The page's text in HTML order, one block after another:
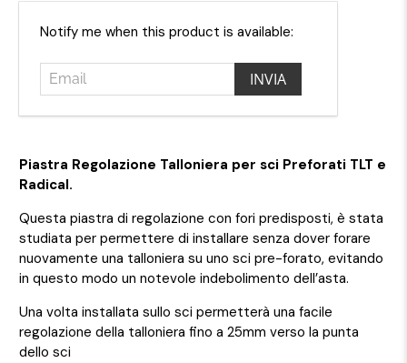
Email
Notify me when this product is available:
Piastra Regolazione Talloniera per sci Preforati TLT e
Radical.
Questa piastra di regolazione con fori predisposti, è stata
studiata per permettere di installare senza dover forare
nuovamente una talloniera su uno sci pre-forato, evitando
in questo modo un notevole indebolimento dell’asta.
Una volta installata sullo sci permetterà una facile
regolazione della talloniera fino a 25mm verso la punta
dello sci